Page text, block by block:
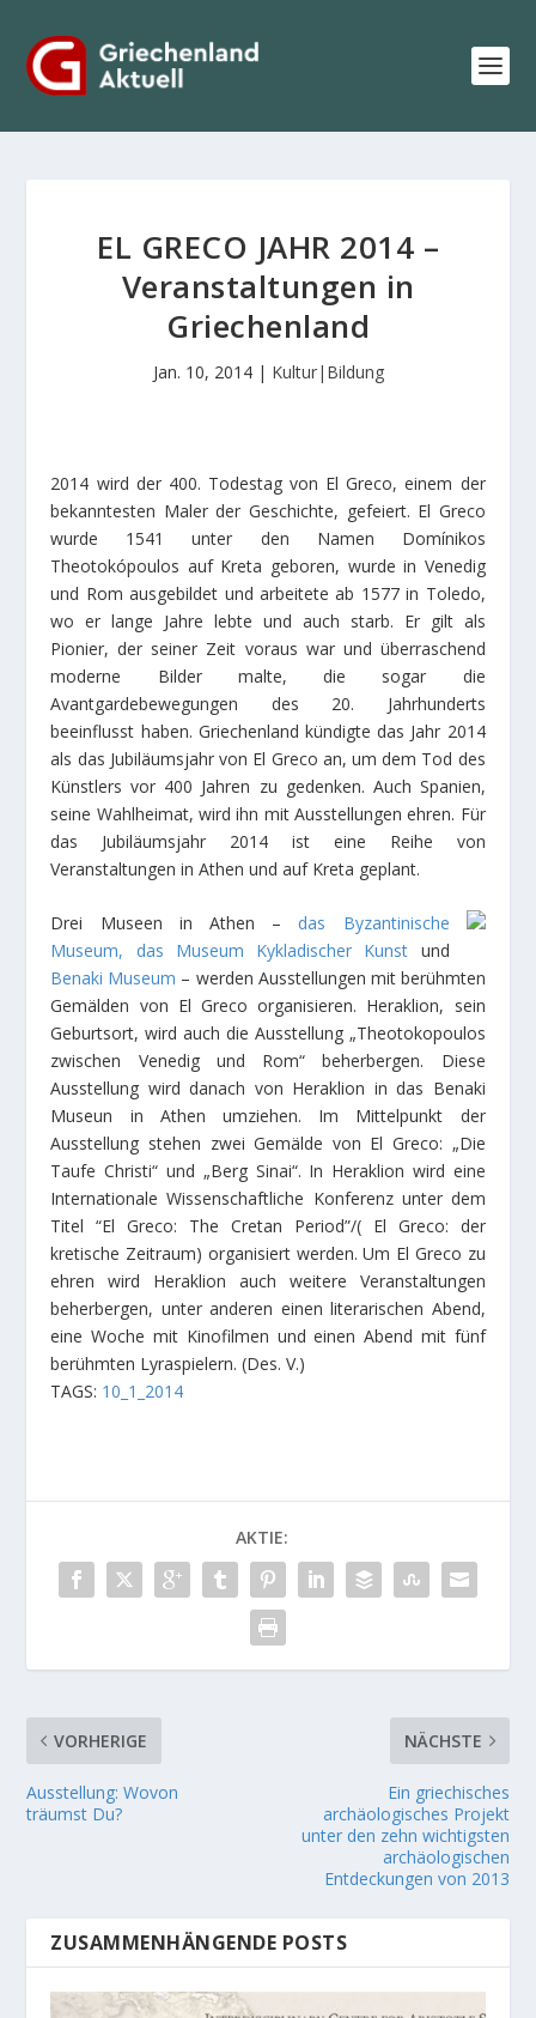
EL GRECO JAHR 2014 –
Veranstaltungen in
Griechenland
Jan. 10, 2014| Kultur|Bildung
2014 wird der 400. Todestag von El Greco, einem der
bekanntesten Maler der Geschichte, gefeiert. El Greco
wurde 1541 unter den Namen Domínikos
Theotokópoulos auf Kreta geboren, wurde in Venedig
und Rom ausgebildet und arbeitete ab 1577 in Toledo,
wo er lange Jahre lebte und auch starb. Er gilt als
Pionier, der seiner Zeit voraus war und überraschend
moderne Bilder malte, die sogar die
Avantgardebewegungen des 20. Jahrhunderts
beeinflusst haben. Griechenland kündigte das Jahr 2014
als das Jubiläumsjahr von El Greco an, um dem Tod des
Künstlers vor 400 Jahren zu gedenken. Auch Spanien,
seine Wahlheimat, wird ihn mit Ausstellungen ehren. Für
das Jubiläumsjahr 2014 ist eine Reihe von
Veranstaltungen in Athen und auf Kreta geplant.
Drei Museen in Athen – das Byzantinische
Museum, das Museum Kykladischer Kunst und
Benaki Museum – werden Ausstellungen mit berühmten
Gemälden von El Greco organisieren. Heraklion, sein
Geburtsort, wird auch die Ausstellung „Theotokopoulos
zwischen Venedig und Rom“ beherbergen. Diese
Ausstellung wird danach von Heraklion in das Benaki
Museun in Athen umziehen. Im Mittelpunkt der
Ausstellung stehen zwei Gemälde von El Greco: „Die
Taufe Christi“ und „Berg Sinai“. In Heraklion wird eine
Internationale Wissenschaftliche Konferenz unter dem
Titel “El Greco: The Cretan Period”/( El Greco: der
kretische Zeitraum) organisiert werden. Um El Greco zu
ehren wird Heraklion auch weitere Veranstaltungen
beherbergen, unter anderen einen literarischen Abend,
eine Woche mit Kinofilmen und einen Abend mit fünf
berühmten Lyraspielern.(Des. V.)
TAGS: 10_1_2014
AKTIE:
VORHERIGE
Ausstellung: Wovon
träumst Du?
NÄCHSTE
Ein griechisches
archäologisches Projekt
unter den zehn wichtigsten
archäologischen
Entdeckungen von 2013
ZUSAMMENHÄNGENDE POSTS